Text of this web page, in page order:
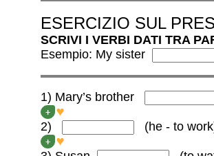
ESERCIZIO SUL
SCRIVI I VERBI DATI TRA
Esempio: My sister
1) Mary’s brother
+
2)
(he - to
+